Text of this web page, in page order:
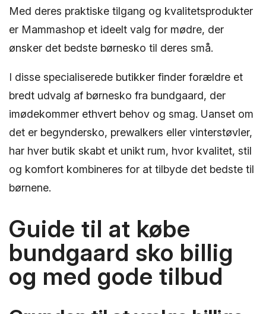
Med deres praktiske tilgang og kvalitetsprodukter
er Mammashop et ideelt valg for mødre, der
ønsker det bedste børnesko til deres små.
I disse specialiserede butikker finder forældre et
bredt udvalg af børnesko fra bundgaard, der
imødekommer ethvert behov og smag. Uanset om
det er begyndersko, prewalkers eller vinterstøvler,
har hver butik skabt et unikt rum, hvor kvalitet, stil
og komfort kombineres for at tilbyde det bedste til
børnene.
Guide til at købe
bundgaard sko billig
og med gode tilbud